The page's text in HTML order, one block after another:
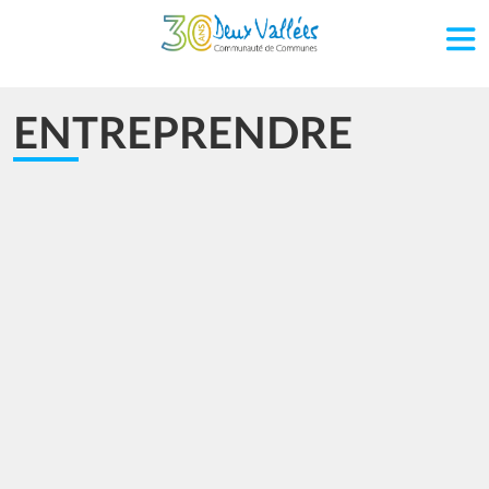
Aller au contenu principal
ENTREPRENDRE